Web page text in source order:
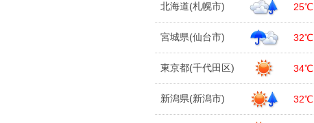
北海道(札幌市) 25℃
宮城県(仙台市) 32℃
東京都(千代田区) 34℃
新潟県(新潟市) 32℃